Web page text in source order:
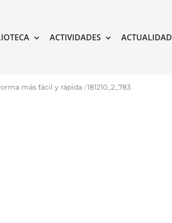
ACTIVIDADES ACTUALIDAD
más fácil y rápida 181210_2_783